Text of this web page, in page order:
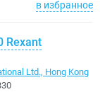
в избранное
Rexant
Ltd., Hong Kong